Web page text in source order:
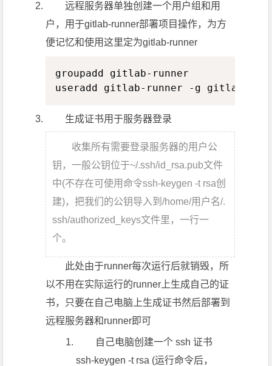
远程服务器单独创建一个用户组和用
户，用于gitlab-runner部署项目操作，为方
便记忆和使用这里定为gitlab-runner
groupadd gitlab-runner
useradd gitlab-runner -g gitlab-
生成证书用于服务器登录
收集所有需要登录服务器的用户公
钥，一般公钥位于~/.ssh/id_rsa.pub文件
中(不存在可使用命令ssh-keygen -t rsa创
建)，把我们的公钥导入到/home/用户名/.
ssh/authorized_keys文件里，一行一
个。
此处由于runner每次运行后就销毁，所
以不用在实际运行的runner上生成自己的证
书，只要在自己电脑上生成证书然后部署到
远程服务器和runner即可
自己电脑创建一个 ssh 证书
ssh-keygen -t rsa (运行命令后，